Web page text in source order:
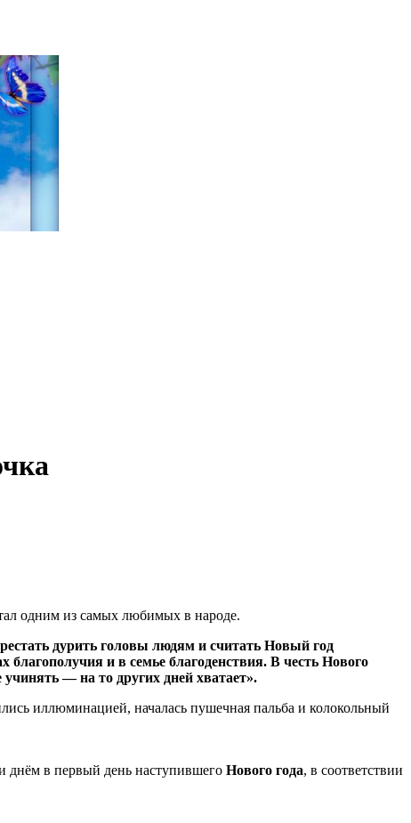
одним из самых любимых в народе.
дурить головы людям и считать Новый год
и в семье благоденствия. В честь Нового
— на то других дней хватает».
иллюминацией, началась пушечная пальба и колокольный
днём в первый день наступившего Нового года, в соответствии